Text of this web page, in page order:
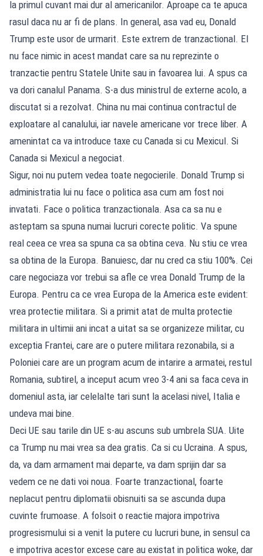
la primul cuvant mai dur al americanilor. Aproape ca te apuca
rasul daca nu ar fi de plans. In general, asa vad eu, Donald
Trump este usor de urmarit. Este extrem de tranzactional. El
nu face nimic in acest mandat care sa nu reprezinte o
tranzactie pentru Statele Unite sau in favoarea lui. A spus ca
va dori canalul Panama. S-a dus ministrul de externe acolo, a
discutat si a rezolvat. China nu mai continua contractul de
exploatare al canalului, iar navele americane vor trece liber. A
amenintat ca va introduce taxe cu Canada si cu Mexicul. Si
Canada si Mexicul a negociat.
Sigur, noi nu putem vedea toate negocierile. Donald Trump si
administratia lui nu face o politica asa cum am fost noi
invatati. Face o politica tranzactionala. Asa ca sa nu e
asteptam sa spuna numai lucruri corecte politic. Va spune
real ceea ce vrea sa spuna ca sa obtina ceva. Nu stiu ce vrea
sa obtina de la Europa. Banuiesc, dar nu cred ca stiu 100%. Cei
care negociaza vor trebui sa afle ce vrea Donald Trump de la
Europa. Pentru ca ce vrea Europa de la America este evident:
vrea protectie militara. Si a primit atat de multa protectie
militara in ultimii ani incat a uitat sa se organizeze militar, cu
exceptia Frantei, care are o putere militara rezonabila, si a
Poloniei care are un program acum de intarire a armatei, restul
Romania, subtirel, a inceput acum vreo 3-4 ani sa faca ceva in
domeniul asta, iar celelalte tari sunt la acelasi nivel, Italia e
undeva mai bine.
Deci UE sau tarile din UE s-au ascuns sub umbrela SUA. Uite
ca Trump nu mai vrea sa dea gratis. Ca si cu Ucraina. A spus,
da, va dam armament mai departe, va dam sprijin dar sa
vedem ce ne dati voi noua. Foarte tranzactional, foarte
neplacut pentru diplomatii obisnuiti sa se ascunda dupa
cuvinte frumoase. A folsoit o reactie majora impotriva
progresismului si a venit la putere cu lucruri bune, in sensul ca
e impotriva acestor excese care au existat in politica woke, dar